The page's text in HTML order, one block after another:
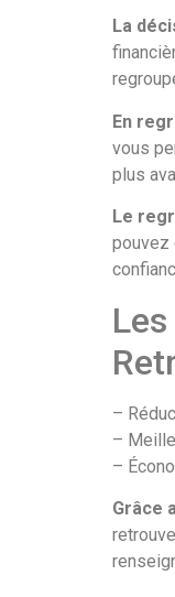
La
En
vous
plus
Le
pouvez
–
–
–
Grâce